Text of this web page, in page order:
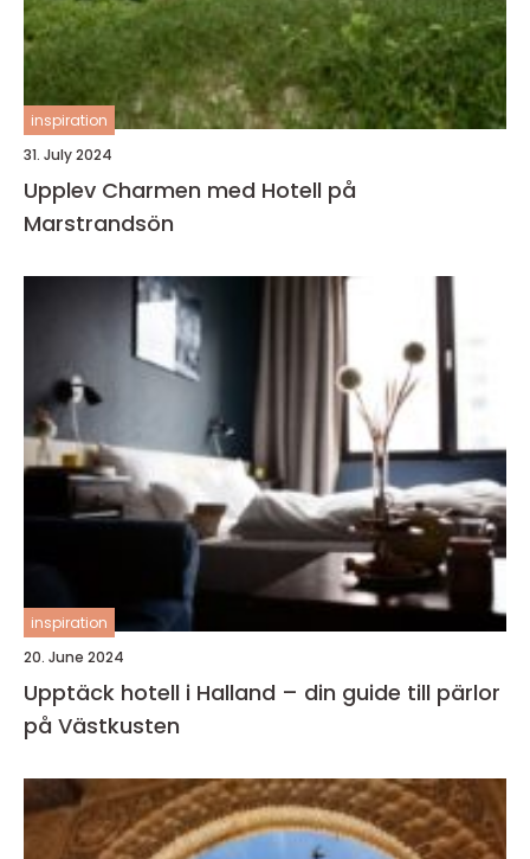
inspiration
31. July 2024
Upplev Charmen med Hotell på
Marstrandsön
inspiration
20. June 2024
Upptäck hotell i Halland – din guide till pärlor
på Västkusten